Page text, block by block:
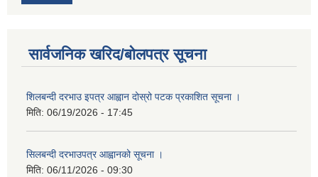
सार्वजनिक खरिद/बोलपत्र सूचना
शिलबन्दी दरभाउ इपत्र आह्वान दोस्रो पटक प्रकाशित सूचना ।
मिति: 06/19/2026 - 17:45
सिलबन्दी दरभाउपत्र आह्वानको सूचना ।
मिति: 06/11/2026 - 09:30